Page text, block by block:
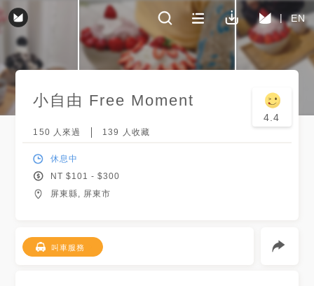
EN
小自由 Free Moment
4.4
150 人來過 139 人收藏
休息中
NT $101 - $300
屏東縣, 屏東市
叫車服務